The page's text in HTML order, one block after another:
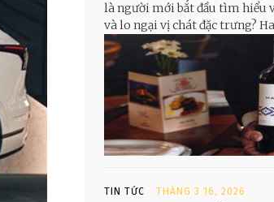
là người mới bắt đầu tìm hiểu
và lo ngại vị chát đặc trưng?
TIN TỨC THÁNG 3 16, 2026